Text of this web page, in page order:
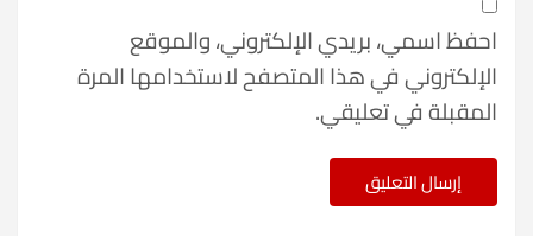
احفظ اسمي، بريدي الإلكتروني، والموقع
الإلكتروني في هذا المتصفح لاستخدامها المرة
المقبلة في تعليقي.